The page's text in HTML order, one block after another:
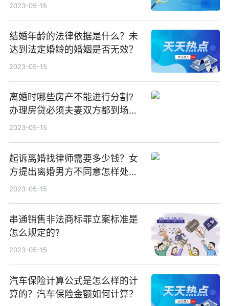
2023-05-15
结婚年龄的法律依据是什么？未
达到法定婚龄的婚姻是否无效？
2023-05-15
离婚时哪些房产不能进行分割?
办理房贷必须夫妻双方都到场
吗?
2023-05-15
起诉离婚找律师需要多少钱？女
方提出离婚男方不同意怎样处
理？
2023-05-15
串通销售非法商标罪立案标准是
怎么规定的?
2023-05-15
汽车保险计算公式是怎么样的计
算的？汽车保险金额如何计算？